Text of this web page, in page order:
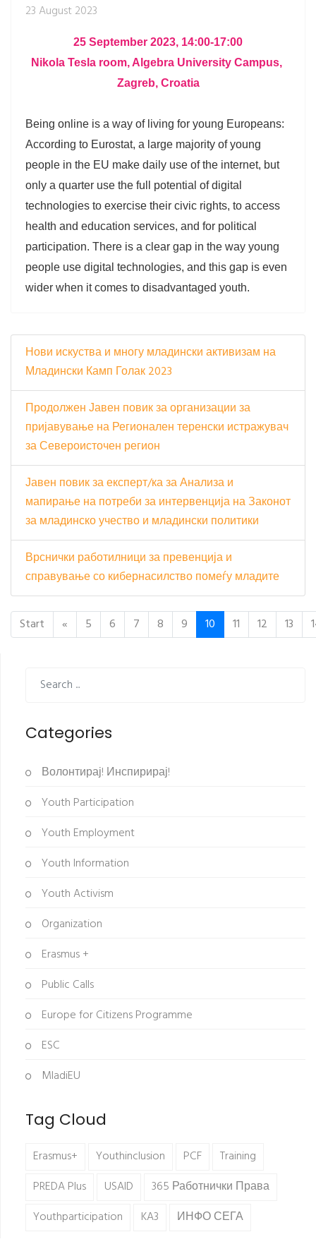
23 August 2023
25 September 2023, 14:00-17:00
Nikola Tesla room, Algebra University Campus,
Zagreb, Croatia
Being online is a way of living for young Europeans:
According to Eurostat, a large majority of young
people in the EU make daily use of the internet, but
only a quarter use the full potential of digital
technologies to exercise their civic rights, to access
health and education services, and for political
participation. There is a clear gap in the way young
people use digital technologies, and this gap is even
wider when it comes to disadvantaged youth.
Нови искуства и многу младински активизам на
Младински Камп Голак 2023
Продолжен Јавен повик за организации за
пријавување на Регионален теренски истражувач
за Североисточен регион
Јавен повик за експерт/ка за Анализа и
мапирање на потреби за интервенција на Законот
за младинско учество и младински политики
Врснички работилници за превенција и
справување со кибернасилство помеѓу младите
Start « 5 6 7 8 9 10 11 12 13
Categories
Волонтирај! Инспирирај!
Youth Participation
Youth Employment
Youth Information
Youth Activism
Organization
Erasmus +
Public Calls
Europe for Citizens Programme
ESC
MladiEU
Tag Cloud
Erasmus+ Youthinclusion PCF
Training
PREDA Plus
USAID
365 Работнички Права
Youthparticipation
KA3 ИНФО СЕГА